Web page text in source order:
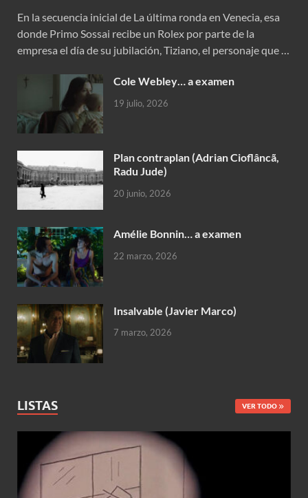
En la secuencia inicial de La última ronda en Venecia, esa
donde Primo Sossai recibe un Rolex por parte de la
empresa el día de su jubilación, Tiziano, el personaje que …
Cole Webley… a examen
19 julio, 2026
Plan contraplan (Adrian Cioflâncã,
Radu Jude)
20 junio, 2026
Amélie Bonnin… a examen
22 marzo, 2026
Insalvable (Javier Marco)
7 marzo, 2026
LISTAS VER TODO